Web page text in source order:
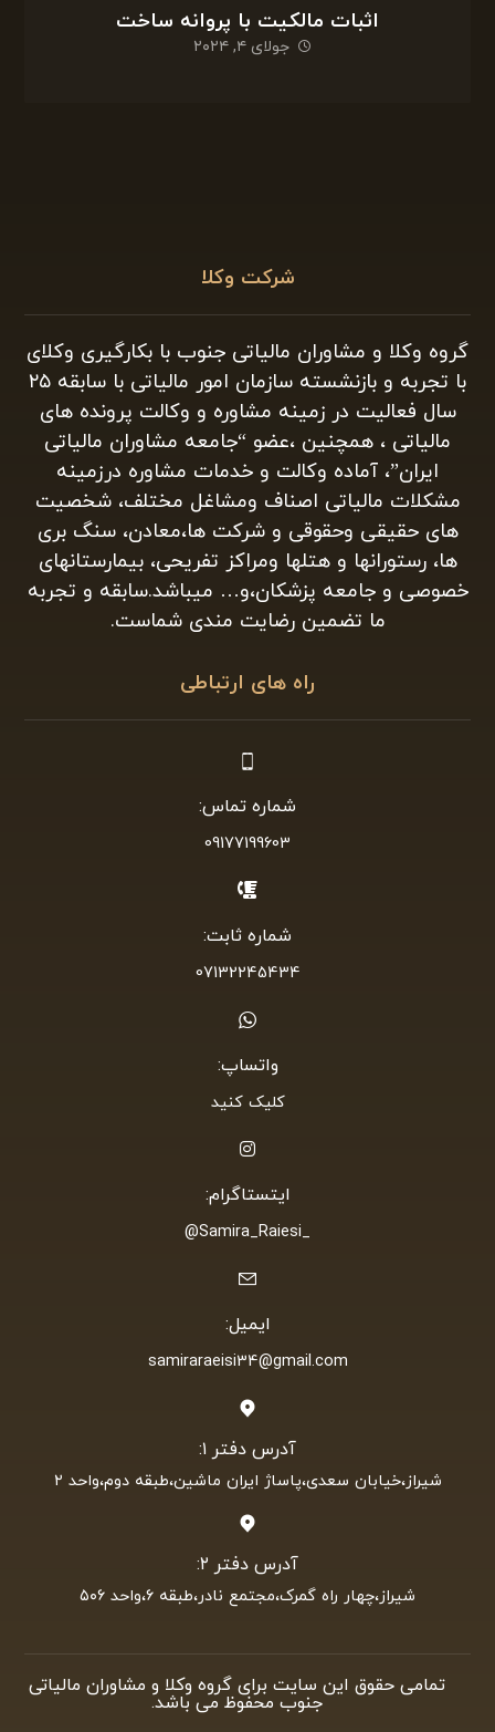
اثبات مالکیت با پروانه ساخت
جولای ۴, ۲۰۲۴
شرکت وکلا
گروه وکلا و مشاوران مالیاتی جنوب با بکارگیری وکلای
با تجربه و بازنشسته سازمان امور مالیاتی با سابقه ۲۵
سال فعالیت در زمینه مشاوره و وکالت پرونده های
مالیاتی ، همچنین ،عضو “جامعه مشاوران مالیاتی
ایران”، آماده وکالت و خدمات مشاوره درزمینه
مشکلات مالیاتی اصناف ومشاغل مختلف، شخصیت
های حقیقی وحقوقی و شرکت ها،معادن، سنگ بری
ها، رستورانها و هتلها ومراکز تفریحی، بیمارستانهای
خصوصی و جامعه پزشکان،و… میباشد.سابقه و تجربه
ما تضمین رضایت مندی شماست.
راه های ارتباطی
شماره تماس:
09177199603
شماره ثابت:
07132245434
واتساپ:
کلیک کنید
ایتستاگرام:
_Samira_Raiesi@
ایمیل:
samiraraeisi34@gmail.com
آدرس دفتر ۱:
شیراز،خیابان سعدی،پاساژ ایران ماشین،طبقه دوم،واحد ۲
آدرس دفتر ۲:
شیراز،چهار راه گمرک،مجتمع نادر،طبقه ۶،واحد ۵۰۶
تمامی حقوق این سایت برای گروه وکلا و مشاوران مالیاتی
جنوب محفوظ می باشد.